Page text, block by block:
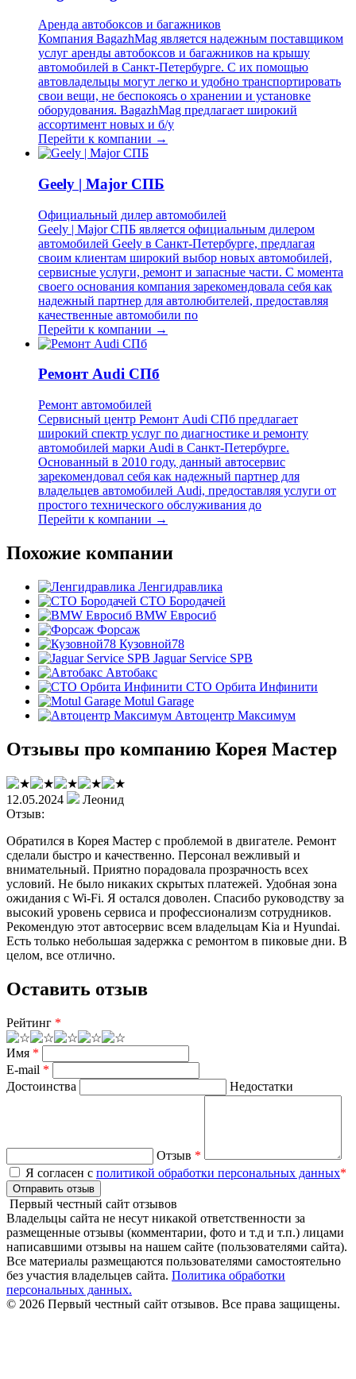
Аренда автобоксов и багажников
Компания BagazhMag является надежным поставщиком
услуг аренды автобоксов и багажников на крышу
автомобилей в Санкт-Петербурге. С их помощью
автовладельцы могут легко и удобно транспортировать
свои вещи, не беспокоясь о хранении и установке
оборудования. BagazhMag предлагает широкий
ассортимент новых и б/у
Перейти к компании →
Geely | Major СПБ
Официальный дилер автомобилей
Geely | Major СПБ является официальным дилером
автомобилей Geely в Санкт-Петербурге, предлагая
своим клиентам широкий выбор новых автомобилей,
сервисные услуги, ремонт и запасные части. С момента
своего основания компания зарекомендовала себя как
надежный партнер для автолюбителей, предоставляя
качественные автомобили по
Перейти к компании →
Ремонт Audi СПб
Ремонт автомобилей
Сервисный центр Ремонт Audi СПб предлагает
широкий спектр услуг по диагностике и ремонту
автомобилей марки Audi в Санкт-Петербурге.
Основанный в 2010 году, данный автосервис
зарекомендовал себя как надежный партнер для
владельцев автомобилей Audi, предоставляя услуги от
простого технического обслуживания до
Перейти к компании →
Похожие компании
Ленгидравлика
СТО Бородачей
BMW Евросиб
Форсаж
Кузовной78
Jaguar Service SPB
Автобакс
СТО Орбита Инфинити
Motul Garage
Автоцентр Максимум
Отзывы про компанию Корея Мастер
12.05.2024
Леонид
Отзыв:
Обратился в Корея Мастер с проблемой в двигателе. Ремонт
сделали быстро и качественно. Персонал вежливый и
внимательный. Приятно порадовала прозрачность всех
условий. Не было никаких скрытых платежей. Удобная зона
ожидания с Wi-Fi. Я остался доволен. Спасибо руководству за
высокий уровень сервиса и профессионализм сотрудников.
Рекомендую этот автосервис всем владельцам Kia и Hyundai.
Есть только небольшая задержка с ремонтом в пиковые дни. В
целом, все отлично.
Оставить отзыв
Рейтинг *
Имя *
E-mail *
Достоинства
Недостатки
Отзыв *
Я согласен с политикой обработки персональных данных*
Отправить отзыв
Первый честный сайт отзывов
Владельцы сайта не несут никакой ответственности за
размещенные отзывы (комментарии, фото и т.д и т.п.) лицами
написавшими отзывы на нашем сайте (пользователями сайта).
Все материалы размещаются пользователями самостоятельно
без участия владельцев сайта. Политика обработки
персональных данных.
© 2026 Первый честный сайт отзывов. Все права защищены.